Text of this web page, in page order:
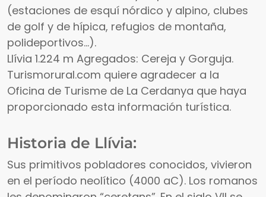
(estaciones de esquí nórdico y alpino, clubes
de golf y de hípica, refugios de montaña,
polideportivos...).
Llívia 1.224 m Agregados: Cereja y Gorguja.
Turismorural.com quiere agradecer a la
Oficina de Turisme de La Cerdanya que haya
proporcionado esta información turística.
Historia de Llívia:
Sus primitivos pobladores conocidos, vivieron
en el período neolítico (4000 aC). Los romanos